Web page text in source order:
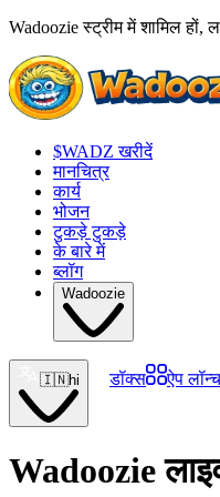
Wadoozie स्ट्रीम में शामिल
$WADZ खरीदें
मानचित्र
कार्य
भोजन
टुकड़े टुकड़े
के बारे में
ब्लॉग
Wadoozie
🇮🇳hi डॉक्स ऐप
Wadoozie